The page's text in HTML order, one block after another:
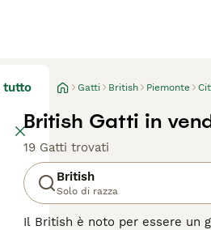
tutto Gatti British Piemonte
British Gatti in
19 Gatti trovati
British
Solo di razza
Il British è noto per essere un